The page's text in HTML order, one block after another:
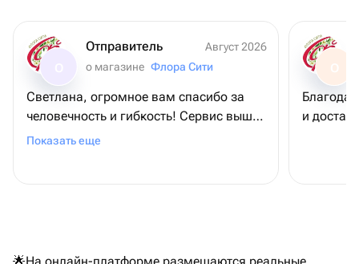
Отправитель
Август 2026
о магазине Флора Сити
Светлана, огромное вам спасибо за
человечность и гибкость! Сервис выше
всяких похвал и букет очень красивый ♥️
Показать еще
О
и